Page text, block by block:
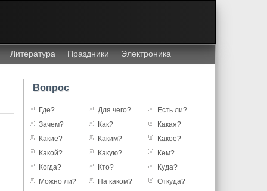
Литература Праздники Электроника
Вопрос
Где? Для чего?
Есть ли?
Зачем?
Как?
Какая?
Какие?
Каким?
Какое?
Какой?
Какую?
Кем?
Когда?
Кто?
Куда?
Можно ли?
На каком?
Откуда?